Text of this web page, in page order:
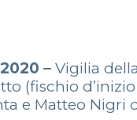
– Vigilia
(fischio
e Matteo